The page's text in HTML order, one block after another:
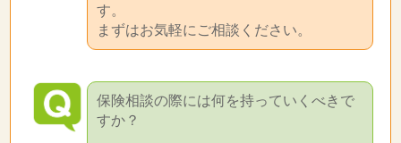
す。
まずはお気軽にご相談ください。
保険相談の際には何を持っていくべきで
すか？